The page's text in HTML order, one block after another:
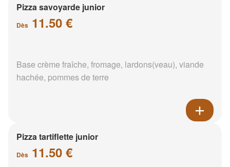
Pizza savoyarde junior
Dès 11.50 €
Base crème fraîche, fromage, lardons(veau), viande
hachée, pommes de terre
Pizza tartiflette junior
Dès 11.50 €